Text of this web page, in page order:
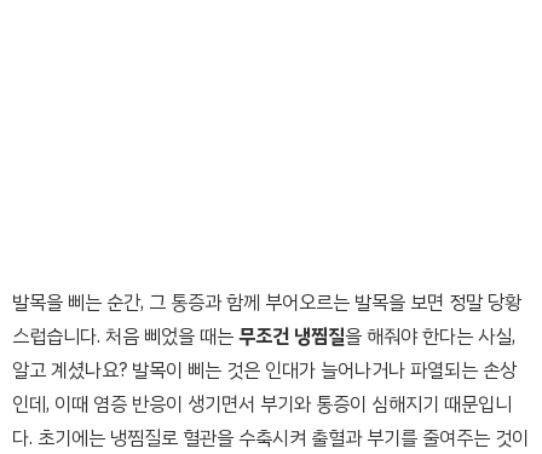
발목을 삐는 순간, 그 통증과 함께 부어오르는 발목을 보면 정말 당황
스럽습니다. 처음 삐었을 때는무조건 냉찜질을 해줘야 한다는 사실,
알고 계셨나요? 발목이 삐는 것은 인대가 늘어나거나 파열되는 손상
인데, 이때 염증 반응이 생기면서 부기와 통증이 심해지기 때문입니
다. 초기에는 냉찜질로 혈관을 수축시켜 출혈과 부기를 줄여주는 것이